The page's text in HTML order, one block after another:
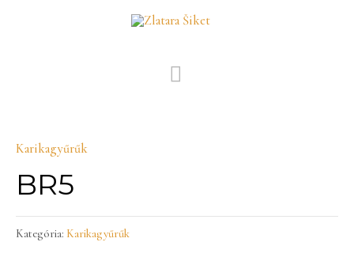
MAIN
MENU
Karikagyűrűk
BR5
Kategória: Karikagyűrűk